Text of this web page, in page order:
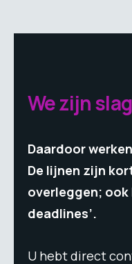
We zijn
Daardoor
De lijnen zijn
overleggen; ook
deadlines’.
U hebt direct